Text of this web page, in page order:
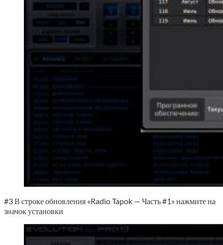
#3 В строке обновления «Radio Tapok — Часть #1» нажмите на
значок установки